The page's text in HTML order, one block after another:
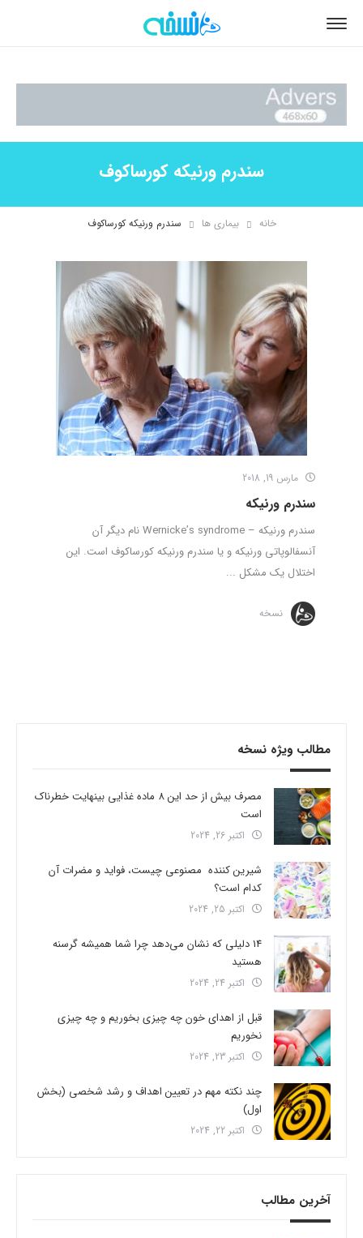
سندرم ورنیکه کورساکوف
خانه بیماری ها سندرم ورنیکه کورساکوف
مارس 19, 2018
سندرم ورنیکه
سندرم ورنیکه – Wernicke’s syndrome نام دیگر آن
آنسفالوپاتی ورنیکه و یا سندرم ورنیکه کورساکوف است. این
اختلال یک مشکل ...
نسخه
مطالب ویژه نسخه
مصرف بیش از حد این 8 ماده غذایی بینهایت خطرناک
است
اکتبر 26, 2024
شیرین کننده مصنوعی چیست، فواید و مضرات آن
کدام است؟
اکتبر 25, 2024
14 دلیلی که نشان می‌دهد چرا شما همیشه گرسنه
هستید
اکتبر 24, 2024
قبل از اهدای خون چه چیزی بخوریم و چه چیزی
نخوریم
اکتبر 23, 2024
چند نکته مهم در تعیین اهداف و رشد شخصی (بخش
اول)
اکتبر 22, 2024
آخرین مطالب